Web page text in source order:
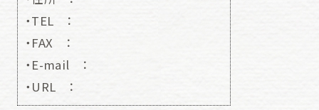
・TEL ：
・FAX ：
・E-mail ：
・URL ：